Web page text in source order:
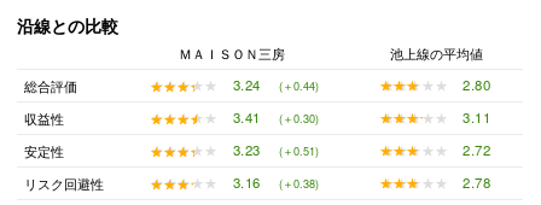
沿線との比較
ＭＡＩＳＯＮ三房
池上線の平均値
総合評価
★★★★★
★★★★★ 3.24 (＋0.44) ★★★★★
★★★★★
2.80
収益性
★★★★★
★★★★★ 3.41 (＋0.30) ★★★★★
★★★★★
3.11
安定性
★★★★★
★★★★★ 3.23 (＋0.51) ★★★★★
★★★★★
2.72
リスク回避性
★★★★★
★★★★★ 3.16 (＋0.38) ★★★★★
★★★★★ 2.78